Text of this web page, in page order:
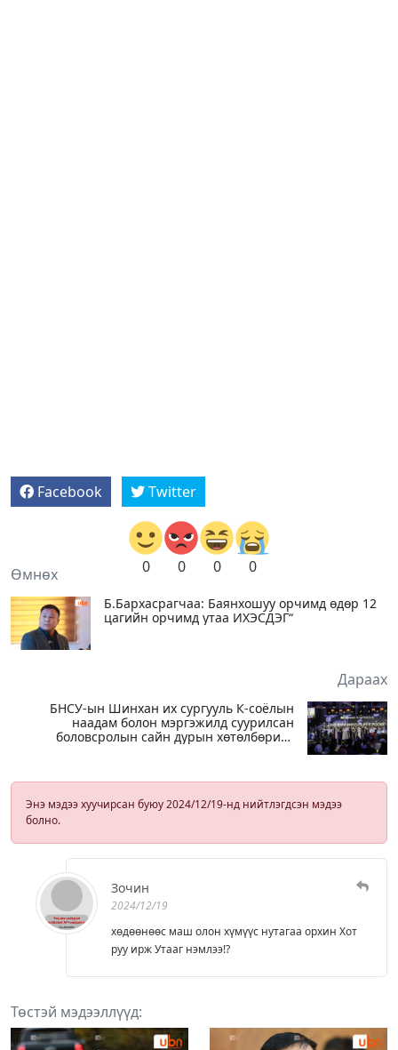
Facebook Twitter
0 0 0 0
Өмнөх
Б.Бархасрагчаа: Баянхошуу орчимд өдөр 12
цагийн орчимд утаа ИХЭСДЭГ“
Дараах
БНСУ-ын Шинхан их сургууль К-соёлын
наадам болон мэргэжилд суурилсан
боловсролын сайн дурын хөтөлбөрийг
Энэ мэдээ хуучирсан буюу 2024/12/19-нд нийтлэгдсэн мэдээ
болно.
Зочин
2024/12/19
хөдөөнөөс маш олон хүмүүс нутагаа орхин Хот
руу ирж Утааг нэмлээ!?
Төстэй мэдээллүүд: